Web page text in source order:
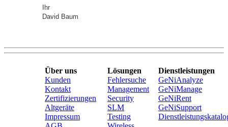
Ihr
David Baum
Über uns
Kunden
Kontakt
Zertifizierungen
Altgeräte
Impressum
Lösungen
Fehlersuche
Management
Security
SLM
Testing
Dienstleistungen
GeNiAnalyze
GeNiManage
GeNiRent
GeNiSupport